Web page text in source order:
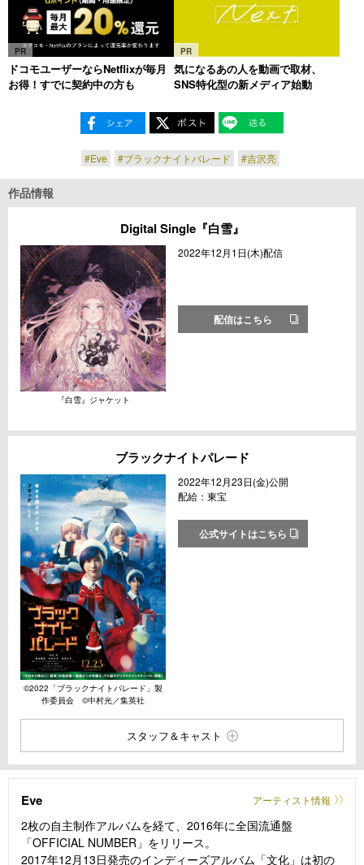
PR
ドコモユーザーならNetflixが毎月
お得！すでに契約中の方も
PR
気になるあの人を動画で取材、
SNS特化型の新メディア始動
#Eve #ブラックナイトパレード #吉沢亮
作品情報
Digital Single『白雪』
『白雪』ジャケット
2022年12月1日(木)配信
配信はこちら
ブラックナイトパレード
©︎2022「ブラックナイトパレード」製
作委員会 ©︎中村光／集英社
2022年12月23日(金)公開
配給：東宝
公式サイトはこちら
スタッフ＆キャスト
Eve アーティスト情報
2枚の自主制作アルバムを経て、2016年に全国流通盤
「OFFICIAL NUMBER」をリリース。
2017年12月13日発売のインディーズアルバム「文化」は初の